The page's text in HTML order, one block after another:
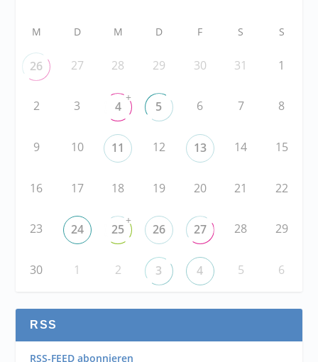
M D M D F S S
26 27 28 29 30 31 1
2 3 4
+
5 6 7 8
9 10 11 12 13 14 15
16 17 18 19 20 21 22
23 24 25
+
26 27 28 29
30 1 2 3 4 5 6
RSS
RSS-FEED abonnieren